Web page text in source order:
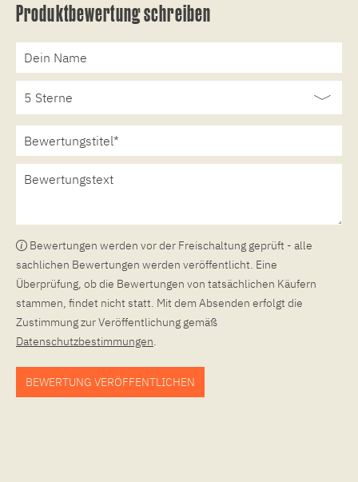
Produktbewertung schreiben
Bewertungen werden vor der Freischaltung geprüft - alle
sachlichen Bewertungen werden veröffentlicht. Eine
Überprüfung, ob die Bewertungen von tatsächlichen Käufern
stammen, findet nicht statt. Mit dem Absenden erfolgt die
Zustimmung zur Veröffentlichung gemäß
Datenschutzbestimmungen.
BEWERTUNG VERÖFFENTLICHEN